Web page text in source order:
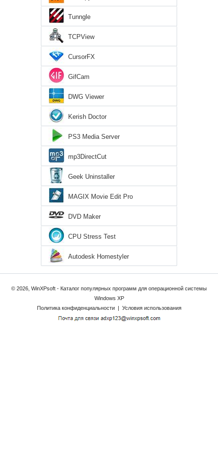
Tunngle
TCPView
CursorFX
GifCam
DWG Viewer
Kerish Doctor
PS3 Media Server
mp3DirectCut
Geek Uninstaller
MAGIX Movie Edit Pro
DVD Maker
CPU Stress Test
Autodesk Homestyler
© 2026, WinXPsoft - Каталог популярных программ для операционной системы
Windows XP
Политика конфиденциальности
Условия использования